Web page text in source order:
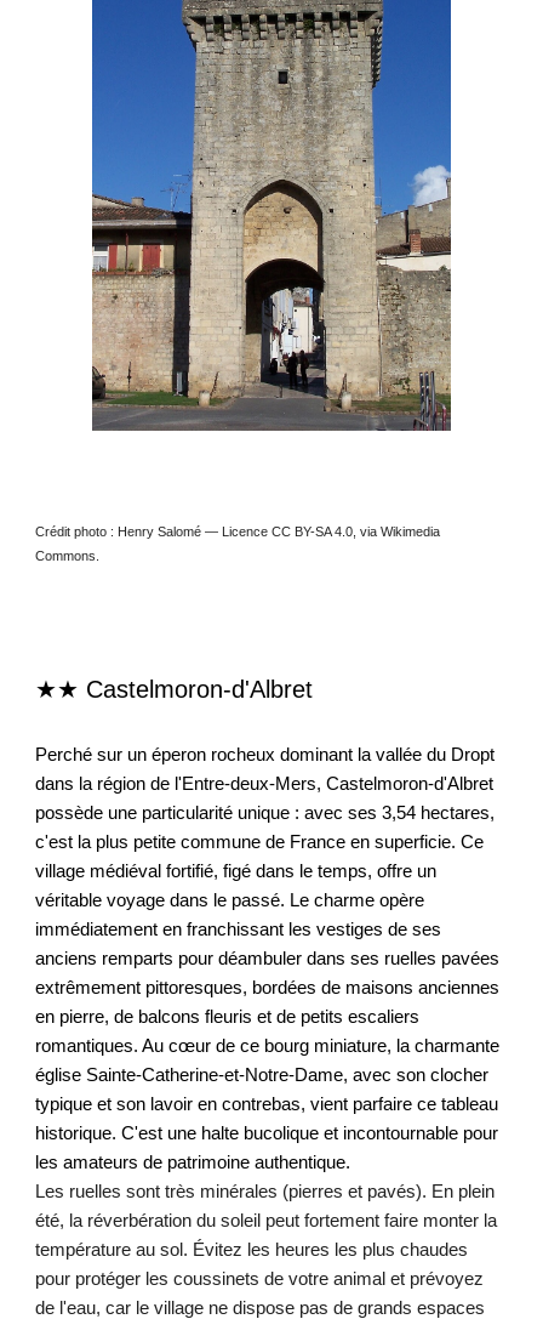
Crédit photo : Henry Salomé — Licence CC BY-SA 4.0, via Wikimedia
Commons.
★★ Castelmoron-d'Albret
Perché sur un éperon rocheux dominant la vallée du Dropt
dans la région de l'Entre-deux-Mers, Castelmoron-d'Albret
possède une particularité unique : avec ses 3,54 hectares,
c'est la plus petite commune de France en superficie. Ce
village médiéval fortifié, figé dans le temps, offre un
véritable voyage dans le passé. Le charme opère
immédiatement en franchissant les vestiges de ses
anciens remparts pour déambuler dans ses ruelles pavées
extrêmement pittoresques, bordées de maisons anciennes
en pierre, de balcons fleuris et de petits escaliers
romantiques. Au cœur de ce bourg miniature, la charmante
église Sainte-Catherine-et-Notre-Dame, avec son clocher
typique et son lavoir en contrebas, vient parfaire ce tableau
historique. C'est une halte bucolique et incontournable pour
les amateurs de patrimoine authentique.
Les ruelles sont très minérales (pierres et pavés). En plein
été, la réverbération du soleil peut fortement faire monter la
température au sol. Évitez les heures les plus chaudes
pour protéger les coussinets de votre animal et prévoyez
de l'eau, car le village ne dispose pas de grands espaces